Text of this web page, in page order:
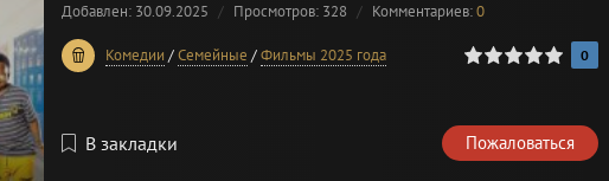
Добавлен: 30.09.2025 Просмотров: 328 Комментариев:0
Комедии /Семейные /Фильмы 2025 года
0 1 2 3 0
В закладки Пожаловаться